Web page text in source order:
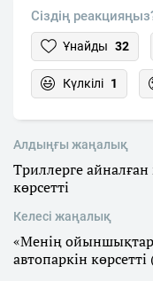
Сіздің
Ұнайды 32
Күлкілі 1
Алдыңғы жаңалық
Триллерге
көрсетті
Келесі жаңалық
«Менің
автопаркін